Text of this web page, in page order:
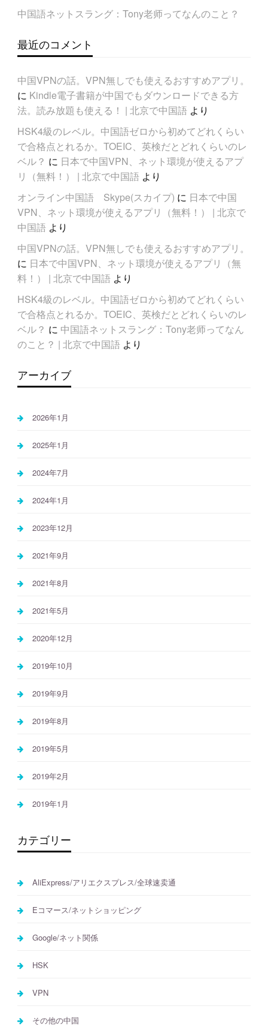
中国語ネットスラング：Tony老师ってなんのこと？
最近のコメント
中国VPNの話。VPN無しでも使えるおすすめアプリ。
に Kindle電子書籍が中国でもダウンロードできる方
法。読み放題も使える！ | 北京で中国語より
HSK4級のレベル。中国語ゼロから初めてどれくらい
で合格点とれるか。TOEIC、英検だとどれくらいのレ
ベル？ に 日本で中国VPN、ネット環境が使えるアプ
リ（無料！） | 北京で中国語より
オンライン中国語 Skype(スカイプ) に 日本で中国
VPN、ネット環境が使えるアプリ（無料！） | 北京で
中国語より
中国VPNの話。VPN無しでも使えるおすすめアプリ。
に 日本で中国VPN、ネット環境が使えるアプリ（無
料！） | 北京で中国語より
HSK4級のレベル。中国語ゼロから初めてどれくらい
で合格点とれるか。TOEIC、英検だとどれくらいのレ
ベル？ に 中国語ネットスラング：Tony老师ってなん
のこと？ | 北京で中国語より
アーカイブ
2026年1月
2025年1月
2024年7月
2024年1月
2023年12月
2021年9月
2021年8月
2021年5月
2020年12月
2019年10月
2019年9月
2019年8月
2019年5月
2019年2月
2019年1月
カテゴリー
AliExpress/アリエクスプレス/全球速卖通
Eコマース/ネットショッピング
Google/ネット関係
HSK
VPN
その他の中国